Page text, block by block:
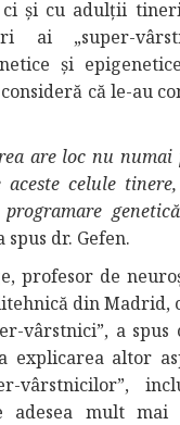
și cu adulții
ai „super-
și
că le-au
are loc nu numai
celule
genetică
spus dr. Gefen.
profesor de
din Madrid,
vârstnici”, a spus
explicarea altor
vârstnicilor”,
adesea mult